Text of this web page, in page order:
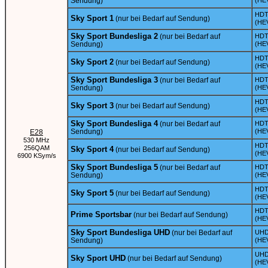
E28
530 MHz
256QAM
6900 KSym/s
Sky Sport 1 (nur bei Bedarf auf Sendung)
Sky Sport Bundesliga 2 (nur bei Bedarf auf
Sendung)
Sky Sport 2 (nur bei Bedarf auf Sendung)
Sky Sport Bundesliga 3 (nur bei Bedarf auf
Sendung)
Sky Sport 3 (nur bei Bedarf auf Sendung)
Sky Sport Bundesliga 4(nur bei Bedarf auf
Sendung)
Sky Sport 4(nur bei Bedarf auf Sendung)
Sky Sport Bundesliga 5 (nur bei Bedarf auf
Sendung)
Sky Sport 5 (nur bei Bedarf auf Sendung)
Prime Sportsbar (nur bei Bedarf auf Sendung)
Sky Sport Bundesliga UHD (nur bei Bedarf auf
Sendung)
Sky Sport UHD (nur bei Bedarf auf Sendung)